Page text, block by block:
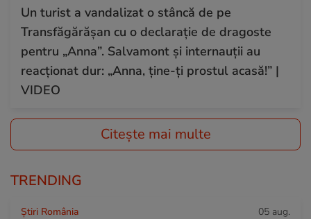
Un turist a vandalizat o stâncă de pe
Transfăgărășan cu o declarație de dragoste
pentru „Anna”. Salvamont și internauții au
reacționat dur: „Anna, ține-ți prostul acasă!” |
VIDEO
Citește mai multe
TRENDING
Știri România 05 aug.